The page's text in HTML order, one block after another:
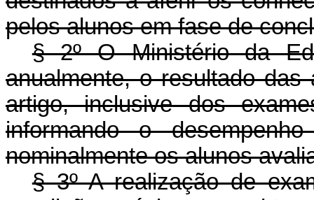
pelos alunos em fase de
§ 2º O Ministério da
anualmente, o resultado
artigo, inclusive dos
informando o
nominalmente os alunos
§ 3º A realização de